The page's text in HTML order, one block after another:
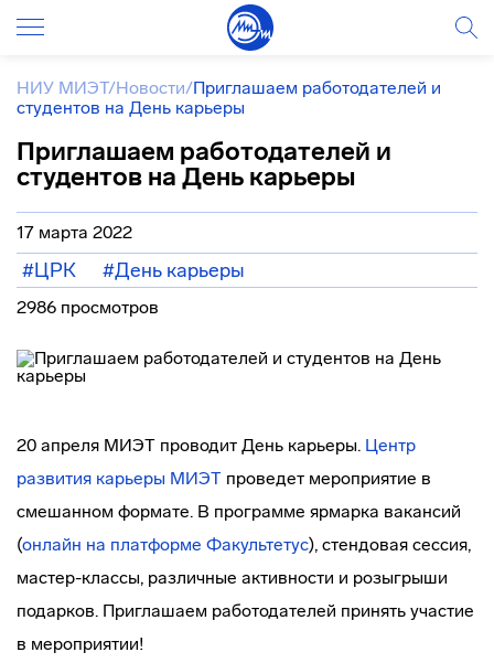
НИУ МИЭТ/Новости/Приглашаем работодателей и
студентов на День карьеры
Приглашаем работодателей и
студентов на День карьеры
17 марта 2022
#ЦРК #День карьеры
2986 просмотров
20 апреля МИЭТ проводит День карьеры. Центр
развития карьеры МИЭТ проведет мероприятие в
смешанном формате. В программе ярмарка вакансий
(онлайн на платформе Факультетус), стендовая сессия,
мастер-классы, различные активности и розыгрыши
подарков. Приглашаем работодателей принять участие
в мероприятии!